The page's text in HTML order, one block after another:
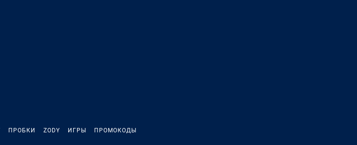
ПРОБКИ ZODY ИГРЫ ПРОМОКОДЫ